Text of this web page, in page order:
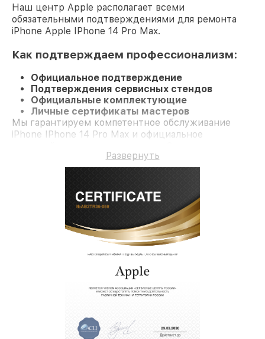
Наш центр Apple располагает всеми
обязательными подтверждениями для ремонта
iPhone Apple IPhone 14 Pro Max.
Как подтверждаем профессионализм:
Официальное подтверждение
Подтверждения сервисных стендов
Официальные комплектующие
Личные сертификаты мастеров
Мы гарантируем компетентное обслуживание
iPhone IPhone 14 Pro Max и официальное
Развернуть